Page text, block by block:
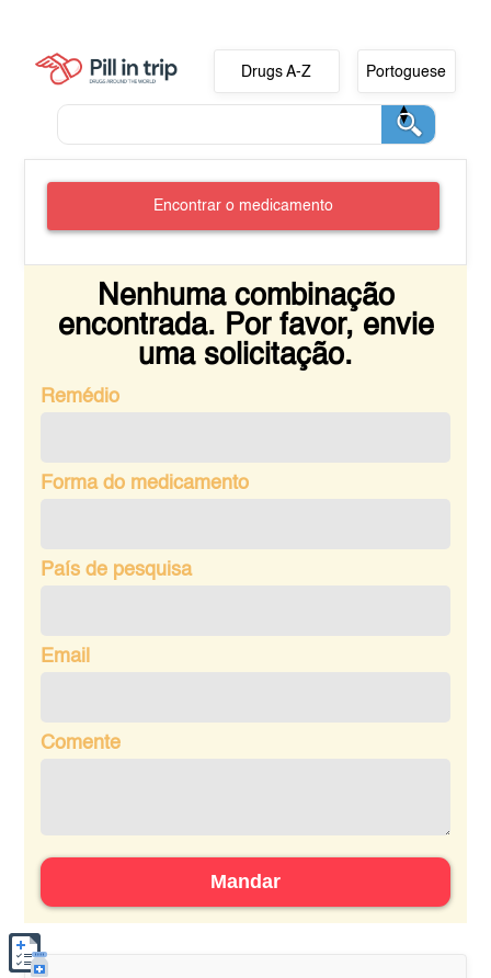
Drugs A-Z Portoguese
Encontrar o medicamento
Nenhuma combinação
encontrada. Por favor, envie
uma solicitação.
Remédio
Forma do medicamento
País de pesquisa
Email
Comente
Mandar